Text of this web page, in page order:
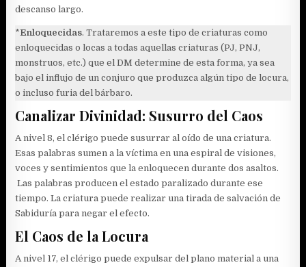
descanso largo.
*Enloquecidas. Trataremos a este tipo de criaturas como
enloquecidas o locas a todas aquellas criaturas (PJ, PNJ,
monstruos, etc.) que el DM determine de esta forma, ya sea
bajo el influjo de un conjuro que produzca algún tipo de locura,
o incluso furia del bárbaro.
Canalizar Divinidad: Susurro del Caos
A nivel 8, el clérigo puede susurrar al oído de una criatura.
Esas palabras sumen a la víctima en una espiral de visiones,
voces y sentimientos que la enloquecen durante dos asaltos.
Las palabras producen el estado paralizado durante ese
tiempo. La criatura puede realizar una tirada de salvación de
Sabiduría para negar el efecto.
El Caos de la Locura
A nivel 17, el clérigo puede expulsar del plano material a una